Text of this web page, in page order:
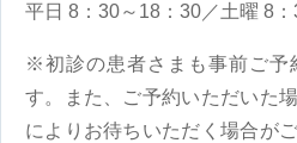
平日 8：30～18：30／土曜 8
※初診の患者さまも事前ご予
す。また、ご予約いただいた
によりお待ちいただく場合が